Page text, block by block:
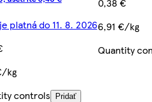
platná do 11. 8. 2026
kg
controls
Pridať
6,91 €/kg
Quantity